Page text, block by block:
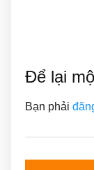
Để lại
Bạn phải